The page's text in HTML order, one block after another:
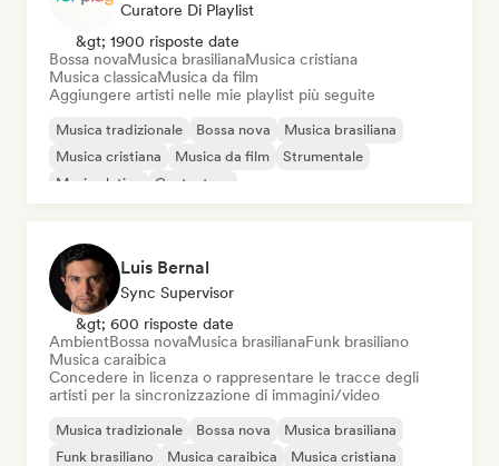
Curatore Di Playlist
&gt; 1900 risposte date
Bossa novaMusica brasilianaMusica cristiana
Musica classicaMusica da film
Aggiungere artisti nelle mie playlist più seguite
Musica tradizionale Bossa nova
Musica brasiliana
Musica cristiana
Musica da film
Strumentale
Musica latina
Cantautore
Luis Bernal
Sync Supervisor
&gt; 600 risposte date
AmbientBossa novaMusica brasilianaFunk brasiliano
Musica caraibica
Concedere in licenza o rappresentare le tracce degli
artisti per la sincronizzazione di immagini/video
Musica tradizionale Bossa nova
Musica brasiliana
Funk brasiliano
Musica caraibica
Musica cristiana